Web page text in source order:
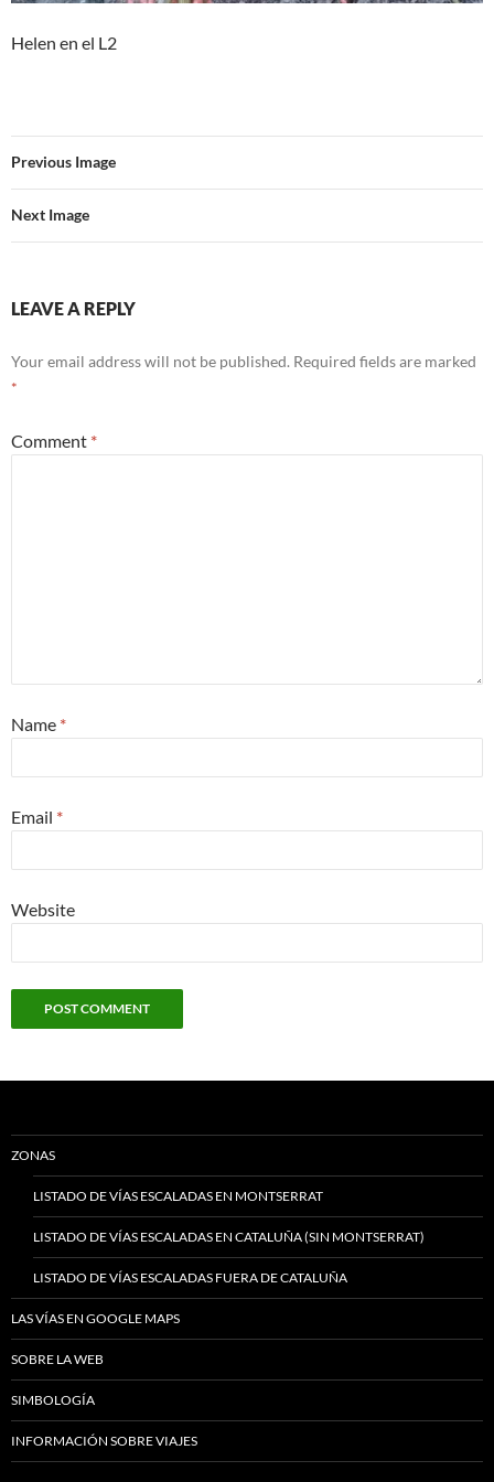
Helen en el L2
Previous Image
Next Image
LEAVE A REPLY
Your email address will not be published. Required fields are marked
*
Comment *
Name *
Email *
Website
ZONAS
LISTADO DE VÍAS ESCALADAS EN MONTSERRAT
LISTADO DE VÍAS ESCALADAS EN CATALUÑA (SIN MONTSERRAT)
LISTADO DE VÍAS ESCALADAS FUERA DE CATALUÑA
LAS VÍAS EN GOOGLE MAPS
SOBRE LA WEB
SIMBOLOGÍA
INFORMACIÓN SOBRE VIAJES